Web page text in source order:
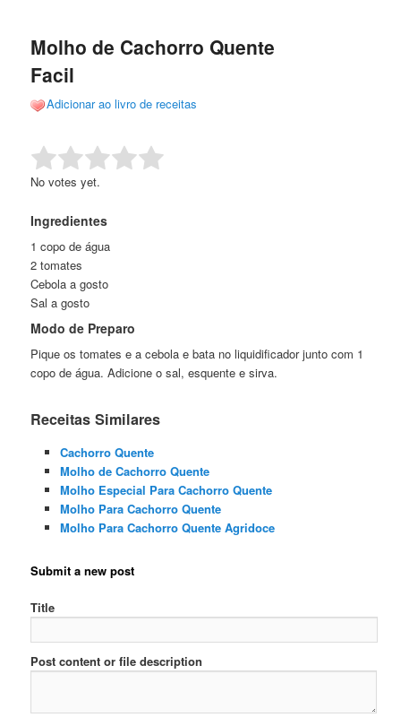
conteúdo
conteúdo
Molho de Cachorro Quente
Facil
Adicionar ao livro de receitas
Rate this item: Submit Rating
No votes yet.
Ingredientes
1 copo de água
2 tomates
Cebola a gosto
Sal a gosto
Modo de Preparo
Pique os tomates e a cebola e bata no liquidificador junto com 1
copo de água. Adicione o sal, esquente e sirva.
Receitas Similares
Cachorro Quente
Molho de Cachorro Quente
Molho Especial Para Cachorro Quente
Molho Para Cachorro Quente
Molho Para Cachorro Quente Agridoce
Submit a new post
Title
Post content or file description